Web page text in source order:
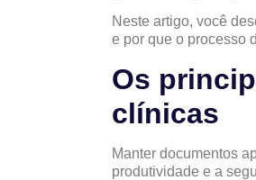
Neste artigo, você
e por que o processo
Os
clínicas
Manter documentos
produtividade e a